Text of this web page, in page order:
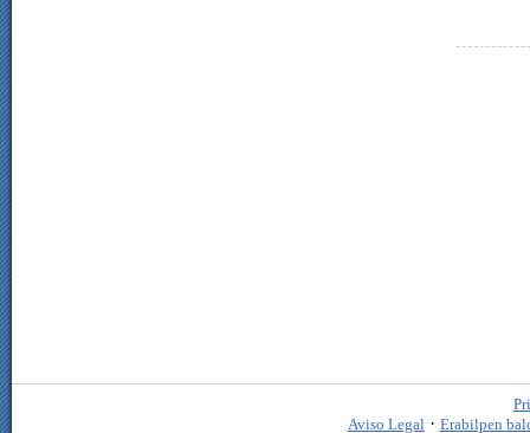
Aviso Legal · Erabilpen